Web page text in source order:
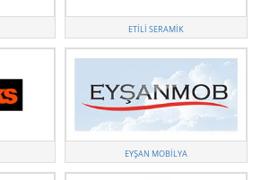
ETILI SERAMIK
EYŞAN MOBILYA